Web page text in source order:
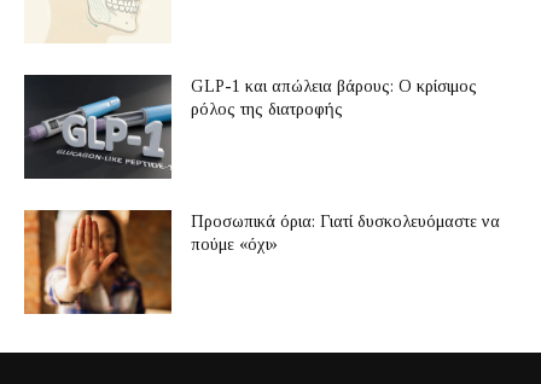
GLP-1 και απώλεια βάρους: Ο κρίσιμος
ρόλος της διατροφής
Προσωπικά όρια: Γιατί δυσκολευόμαστε να
πούμε «όχι»